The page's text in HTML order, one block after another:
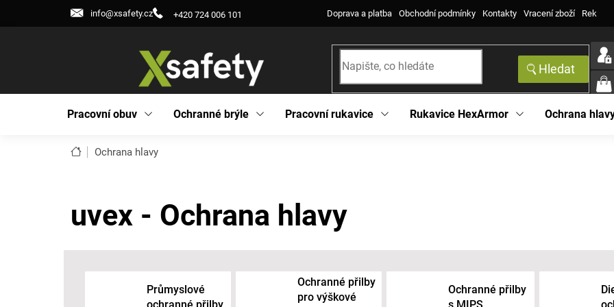
+420 724 006 101
info@xsafety.cz Doprava a platba Obchodní podmínky Kontakty Vracení zboží
Hledat
KOŠÍK
Pracovní obuv Ochranné brýle Pracovní rukavice Rukavice HexArmor Ochrana
DomůOchrana hlavy
uvex - Ochrana hlavy
Průmyslové
Ochranné přilby
pro výškové
Ochranné přilby